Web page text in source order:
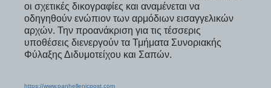
οι σχετικές δικογραφίες και αναμένεται να
οδηγηθούν ενώπιον των αρμόδιων εισαγγελικών
αρχών. Την προανάκριση για τις τέσσερις
υποθέσεις διενεργούν τα Τμήματα Συνοριακής
Φύλαξης Διδυμοτείχου και Σαπών.
https://www.panhellenicpost.com